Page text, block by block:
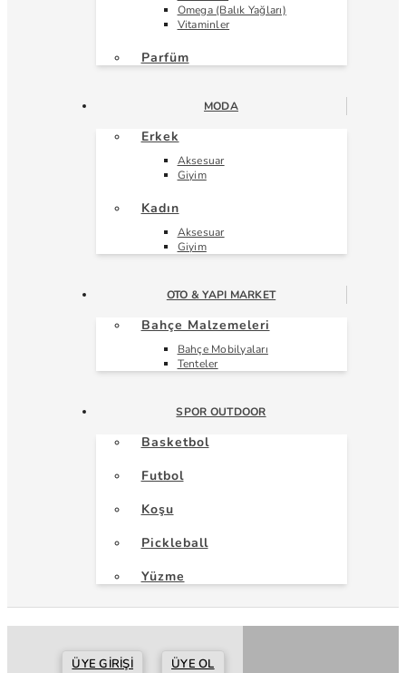
Omega (Balık Yağları)
Vitaminler
Parfüm
MODA
Erkek
Aksesuar
Giyim
Kadın
Aksesuar
Giyim
OTO & YAPI MARKET
Bahçe Malzemeleri
Bahçe Mobilyaları
Tenteler
SPOR OUTDOOR
Basketbol
Futbol
Koşu
Pickleball
Yüzme
ÜYE GIRIŞI ÜYE OL